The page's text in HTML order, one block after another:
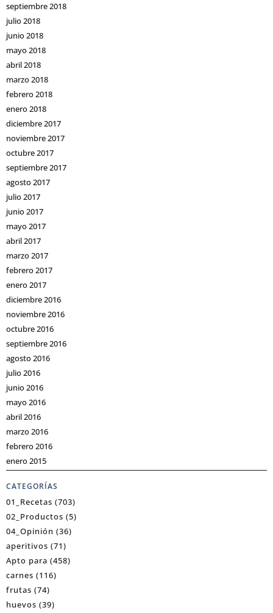
septiembre 2018
julio 2018
junio 2018
mayo 2018
abril 2018
marzo 2018
febrero 2018
enero 2018
diciembre 2017
noviembre 2017
octubre 2017
septiembre 2017
agosto 2017
julio 2017
junio 2017
mayo 2017
abril 2017
marzo 2017
febrero 2017
enero 2017
diciembre 2016
noviembre 2016
octubre 2016
septiembre 2016
agosto 2016
julio 2016
junio 2016
mayo 2016
abril 2016
marzo 2016
febrero 2016
enero 2015
CATEGORÍAS
01_Recetas (703)
02_Productos (5)
04_Opinión (36)
aperitivos (71)
Apto para (458)
carnes (116)
frutas (74)
huevos (39)